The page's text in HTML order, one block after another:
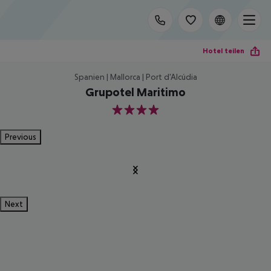
Hotel teilen
Spanien | Mallorca | Port d'Alcúdia
Grupotel Maritimo
4
Previous
Next